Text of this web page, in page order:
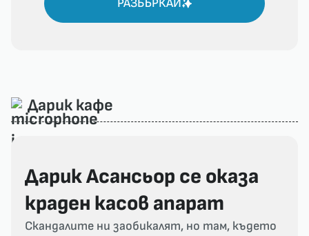
РАЗБЪРКАЙ
Дарик кафе
Дарик Асансьор се оказа
краден касов апарат
Скандалите ни заобикалят, но там, където